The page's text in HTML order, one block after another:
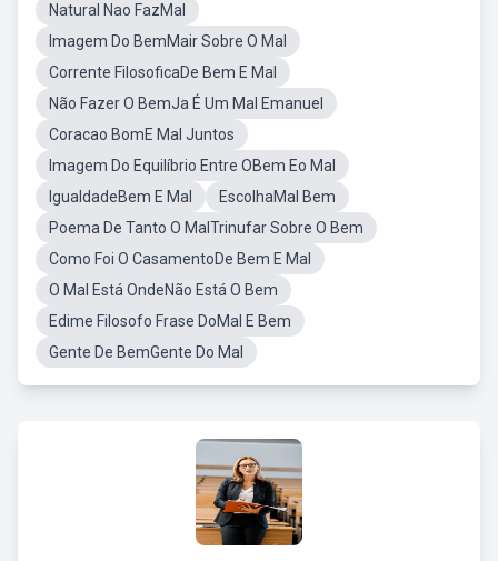
Natural Nao FazMal
Imagem Do BemMair Sobre O Mal
Corrente FilosoficaDe Bem E Mal
Não Fazer O BemJa É Um Mal Emanuel
Coracao BomE Mal Juntos
Imagem Do Equilíbrio Entre OBem Eo Mal
IgualdadeBem E Mal
EscolhaMal Bem
Poema De Tanto O MalTrinufar Sobre O Bem
Como Foi O CasamentoDe Bem E Mal
O Mal Está OndeNão Está O Bem
Edime Filosofo Frase DoMal E Bem
Gente De BemGente Do Mal